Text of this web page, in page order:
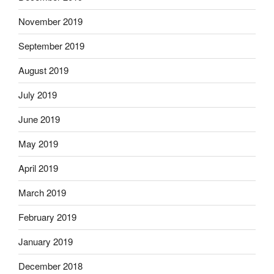
November 2019
September 2019
August 2019
July 2019
June 2019
May 2019
April 2019
March 2019
February 2019
January 2019
December 2018